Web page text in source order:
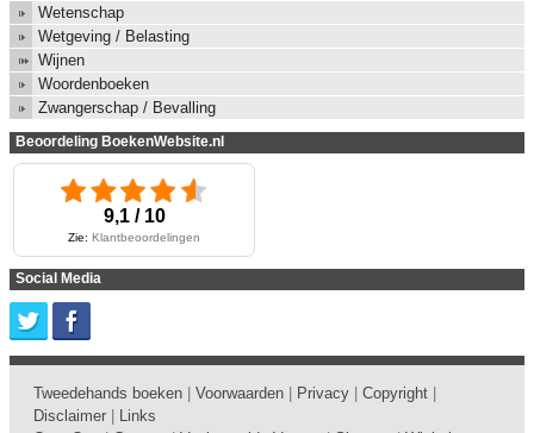
Wetenschap
Wetgeving / Belasting
Wijnen
Woordenboeken
Zwangerschap / Bevalling
Beoordeling BoekenWebsite.nl
9,1 / 10
Zie: Klantbeoordelingen
Social Media
Tweedehands boeken Voorwaarden Privacy Copyright
Disclaimer
Links